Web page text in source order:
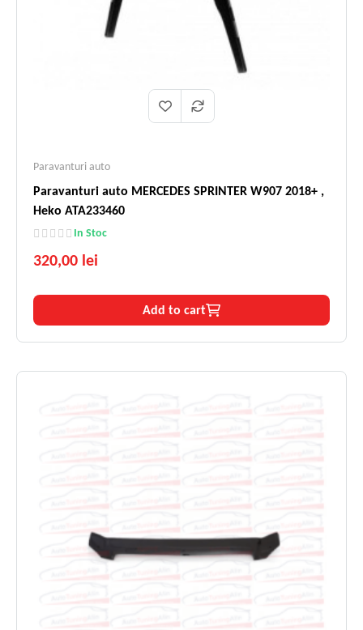
Paravanturi auto
Paravanturi auto MERCEDES SPRINTER W907 2018+ ,
Heko ATA233460
In Stoc
320,00 lei
Add to cart